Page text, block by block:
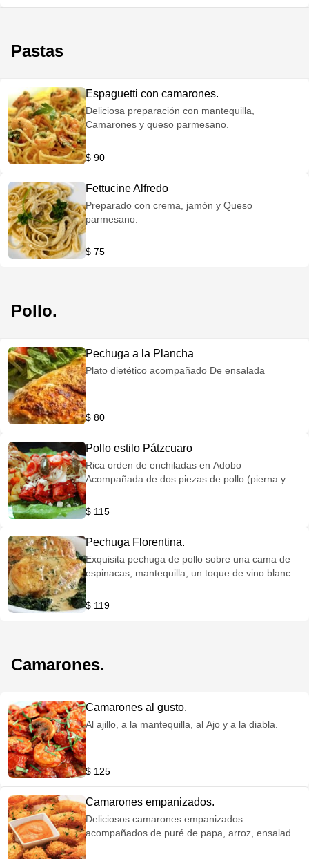
Pastas
Espaguetti con camarones.
Deliciosa preparación con mantequilla,
Camarones y queso parmesano.
$ 90
Fettucine Alfredo
Preparado con crema, jamón y Queso
parmesano.
$ 75
Pollo.
Pechuga a la Plancha
Plato dietético acompañado De ensalada
$ 80
Pollo estilo Pátzcuaro
Rica orden de enchiladas en Adobo
Acompañada de dos piezas de pollo (pierna y
$ 115
Pechuga Florentina.
Exquisita pechuga de pollo sobre una cama de
espinacas, mantequilla, un toque de vino blanco,
Acompañada de verduras al vapor y arroz.
$ 119
Camarones.
Camarones al gusto.
Al ajillo, a la mantequilla, al Ajo y a la diabla.
$ 125
Camarones empanizados.
Deliciosos camarones empanizados
acompañados de puré de papa, arroz, ensalada,